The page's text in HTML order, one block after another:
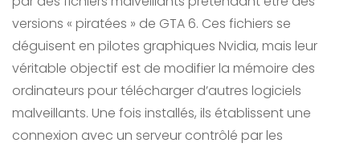
versions « piratées » de GTA 6. Ces fichiers se
déguisent en pilotes graphiques Nvidia, mais leur
véritable objectif est de modifier la mémoire des
ordinateurs pour télécharger d’autres logiciels
malveillants. Une fois installés, ils établissent une
connexion avec un serveur contrôlé par les